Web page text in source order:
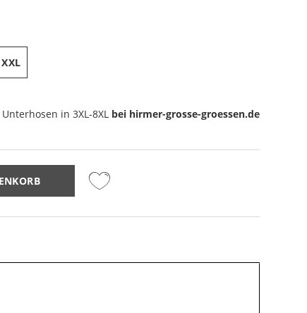
XXL
Unterhosen in 3XL-8XL bei hirmer-grosse-groessen.de